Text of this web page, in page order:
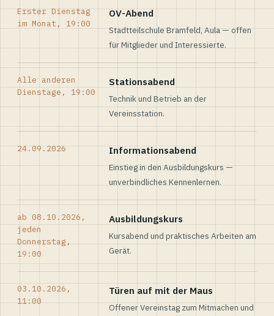
Erster Dienstag
im Monat, 19:00
OV-Abend
Stadtteilschule Bramfeld, Aula — offen
für Mitglieder und Interessierte.
Alle anderen
Dienstage, 19:00
Stationsabend
Technik und Betrieb an der
Vereinsstation.
24.09.2026 Informationsabend
Einstieg in den Ausbildungskurs —
unverbindliches Kennenlernen.
ab 08.10.2026,
jeden
Donnerstag,
19:00
Ausbildungskurs
Kursabend und praktisches Arbeiten am
Gerät.
03.10.2026,
11:00
Türen auf mit der Maus
Offener Vereinstag zum Mitmachen und